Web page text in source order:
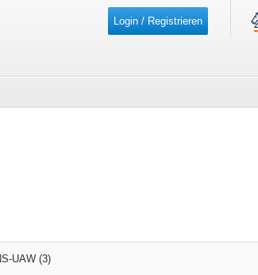
Login / Registrieren
UAW (3)